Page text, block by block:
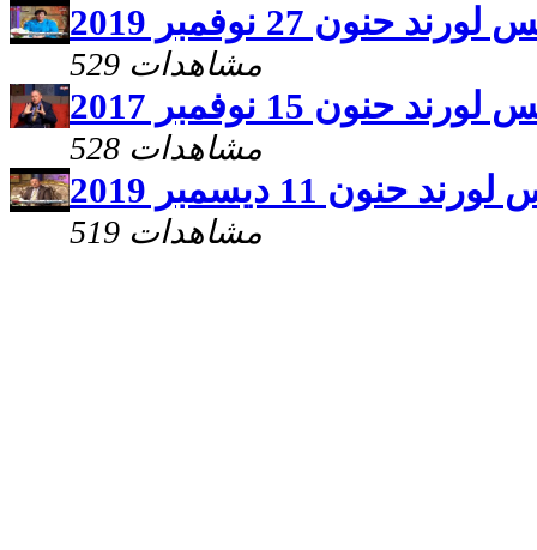
27 نوفمبر 2019
529 مشاهدات
15 نوفمبر 2017
528 مشاهدات
11 ديسمبر 2019
519 مشاهدات